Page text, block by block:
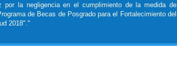
por la negligencia en el cumplimiento de la medida de
de Becas de Posgrado para el Fortalecimiento del
2018"."